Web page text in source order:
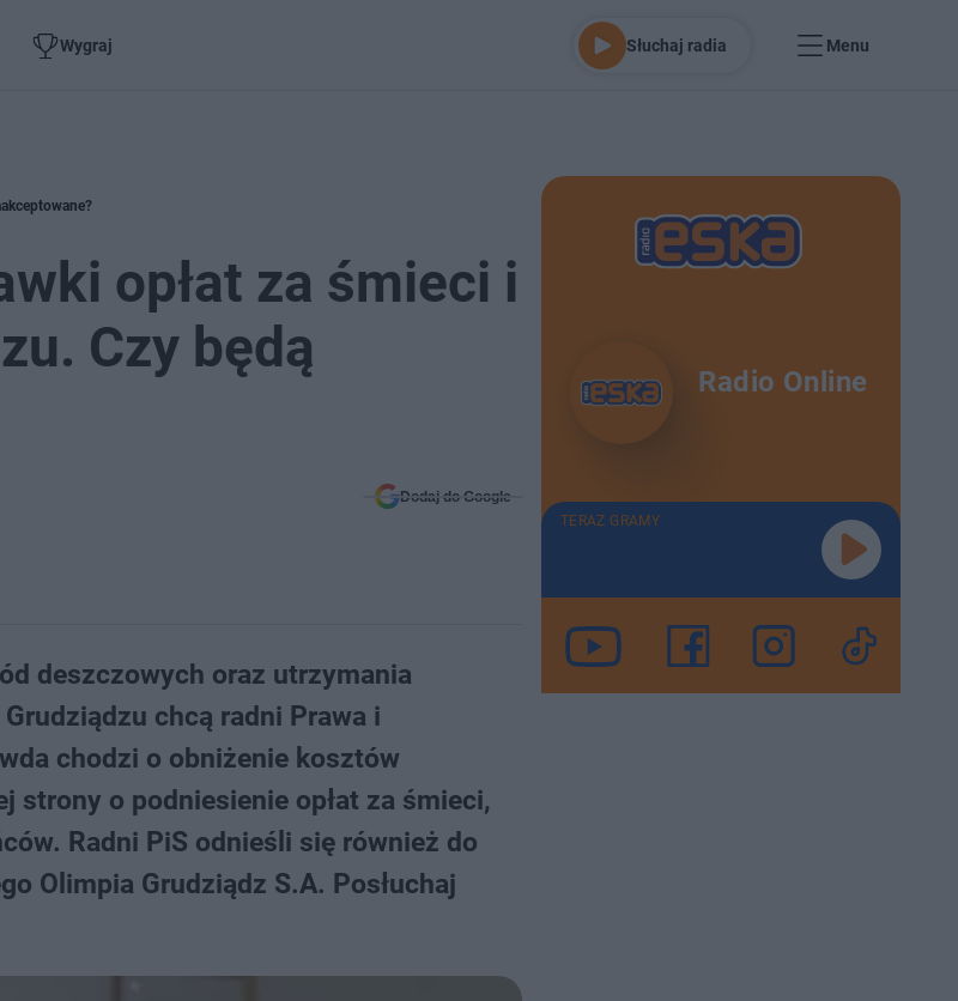
Wygraj Słuchaj radia Menu
opłat za śmieci i
Czy będą
Dodaj do Google
deszczowych oraz utrzymania
chcą radni Prawa i
chodzi o obniżenie kosztów
strony o podniesienie opłat za śmieci,
Radni PiS odnieśli się również do
Olimpia Grudziądz S.A. Posłuchaj
Radio Online
TERAZ GRAMY